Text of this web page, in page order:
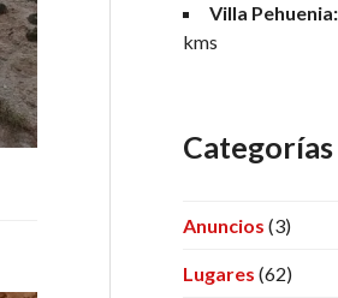
Villa Pehuenia:
kms
Categorías
Anuncios (3)
Lugares (62)